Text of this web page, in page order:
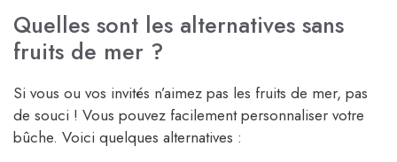
Quelles sont les alternatives sans
fruits de mer ?
Si vous ou vos invités n’aimez pas les fruits de mer, pas
de souci ! Vous pouvez facilement personnaliser votre
bûche. Voici quelques alternatives :